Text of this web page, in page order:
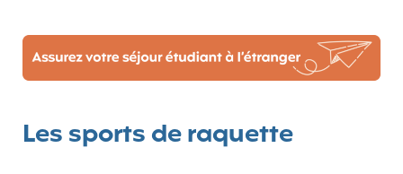
Les sports de raquette